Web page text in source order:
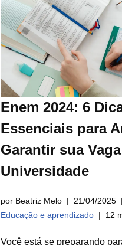
Enem 2024: 6
Essenciais para
Garantir sua
Universidade
por Beatriz Melo
21/04/2025
Educação e aprendizado
12
Você está se preparando